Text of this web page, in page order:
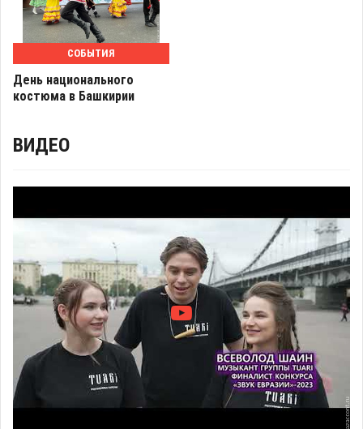
СОБЫТИЯ
День национального
костюма в Башкирии
ВИДЕО